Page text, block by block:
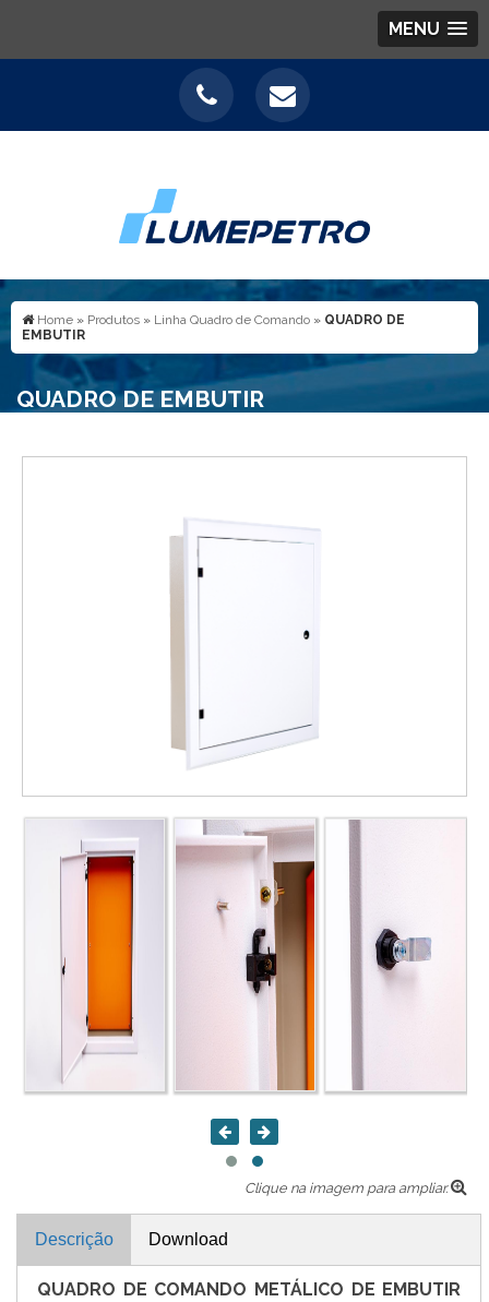
MENU
Home » Produtos » Linha Quadro de Comando » QUADRO DE
EMBUTIR
QUADRO DE EMBUTIR
Clique na imagem para ampliar.
Descrição Download
QUADRO DE COMANDO METÁLICO DE EMBUTIR